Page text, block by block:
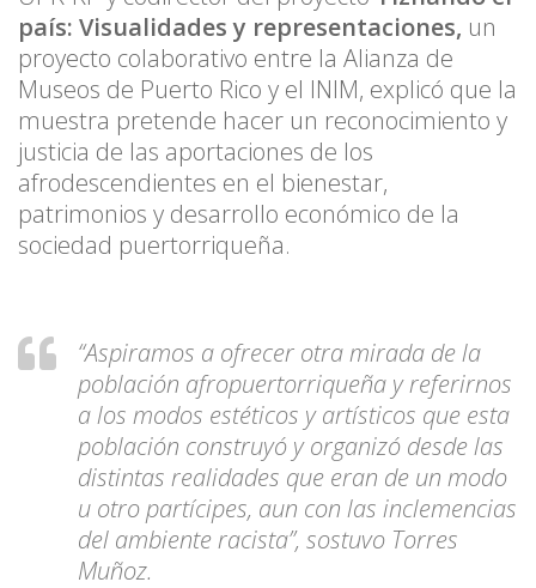
país: Visualidades y representaciones, un
proyecto colaborativo entre la Alianza de
Museos de Puerto Rico y el INIM, explicó que la
muestra pretende hacer un reconocimiento y
justicia de las aportaciones de los
afrodescendientes en el bienestar,
patrimonios y desarrollo económico de la
sociedad puertorriqueña.
“Aspiramos a ofrecer otra mirada de la
población afropuertorriqueña y referirnos
a los modos estéticos y artísticos que esta
población construyó y organizó desde las
distintas realidades que eran de un modo
u otro partícipes, aun con las inclemencias
del ambiente racista”, sostuvo Torres
Muñoz.